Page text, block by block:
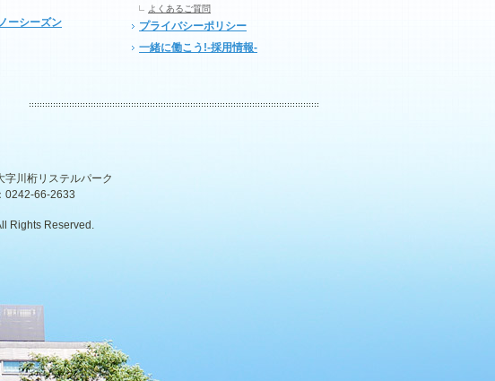
ーシーズン
よくあるご質問
プライバシーポリシー
一緒に働こう!-採用情報-
川桁リステルパーク
0242-66-2633
Rights Reserved.